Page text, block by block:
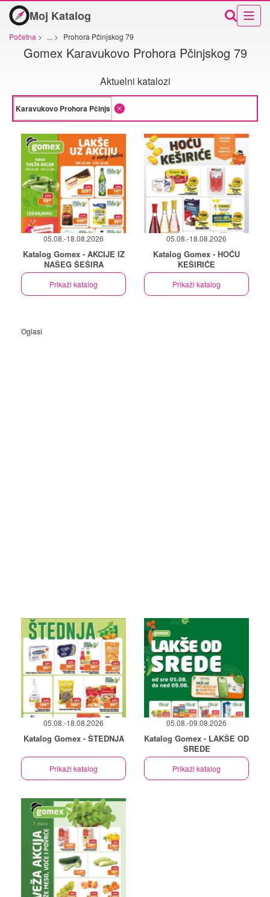
Moj Katalog
Početna > ... > Prohora Pčinjskog 79
Gomex Karavukovo Prohora Pčinjskog 79
Aktuelni katalozi
05.08.-18.08.2026
Katalog Gomex - AKCIJE IZ
NAŠEG ŠEŠIRA
Prikaži katalog
05.08.-18.08.2026
Katalog Gomex - HOĆU
KEŠIRIĆE
Prikaži katalog
Oglasi
05.08.-18.08.2026
Katalog Gomex - ŠTEDNJA
Prikaži katalog
05.08.-09.08.2026
Katalog Gomex - LAKŠE OD
SREDE
Prikaži katalog